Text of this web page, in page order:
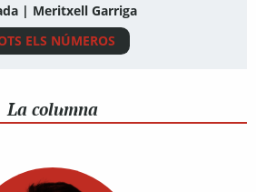
| Meritxell Garriga
ELS NÚMEROS
La columna